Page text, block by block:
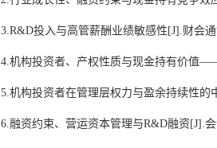
3.R&D投入与高管薪酬业绩敏感性 [J].财会通
4.机构投资者、产权性质与现金持有价值
5.机构投资者在管理层权力与盈余持续性的
6.融资约束、营运资本管理与R&D融资 [J].会